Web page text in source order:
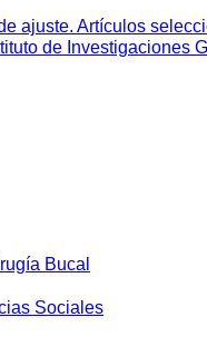
ajuste. Artículos
de Investigaciones
Bucal
Sociales